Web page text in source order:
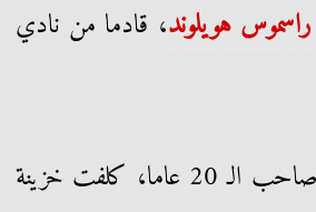
راسموس هويلوند، قادما من نادي
وكشفت تقارير صحفية إنجليزية، أن صفقة هويلوند صاحب الـ 20 عاما، كلفت خزينة